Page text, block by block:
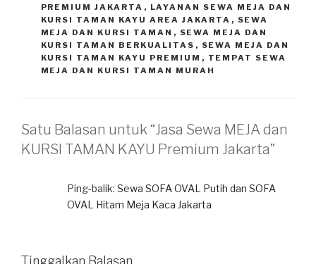
PREMIUM JAKARTA , LAYANAN SEWA MEJA DAN
KURSI TAMAN KAYU AREA JAKARTA , SEWA
MEJA DAN KURSI TAMAN , SEWA MEJA DAN
KURSI TAMAN BERKUALITAS , SEWA MEJA DAN
KURSI TAMAN KAYU PREMIUM , TEMPAT SEWA
MEJA DAN KURSI TAMAN MURAH
Satu Balasan untuk “Jasa Sewa MEJA dan
KURSI TAMAN KAYU Premium Jakarta”
Ping-balik: Sewa SOFA OVAL Putih dan SOFA
OVAL Hitam Meja Kaca Jakarta
Tinggalkan Balasan